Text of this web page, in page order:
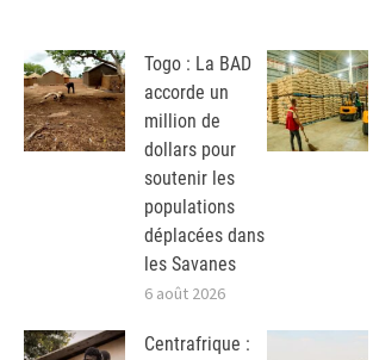
Togo : La BAD
accorde un
million de
dollars pour
soutenir les
populations
déplacées dans
les Savanes
6 août 2026
Centrafrique :